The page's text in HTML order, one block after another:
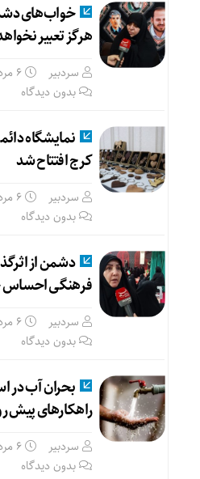
خواب‌های
هرگز تعبیر
سردبیر ۶ مرداد
بدون دیدگاه
نمایشگاه
کرج افتتاح شد
سردبیر ۶ مرداد
بدون دیدگاه
دشمن از
فرهنگی
سردبیر ۶ مرداد
بدون دیدگاه
بحران آب در
راهکارهای پیش
سردبیر ۶ مرداد
بدون دیدگاه